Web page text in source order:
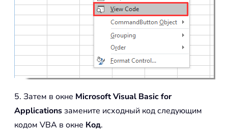
5. Затем в окне Microsoft Visual Basic for
Applicationsзамените исходный код следующим
кодом VBA в окне Код.